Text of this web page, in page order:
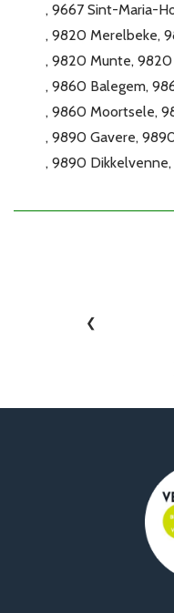
9667 Sint-Maria-
9820 Merelbeke
9820 Munte 9820
9860 Balegem
9860 Moortsele
9890 Gavere
9890 Dikkelvenne